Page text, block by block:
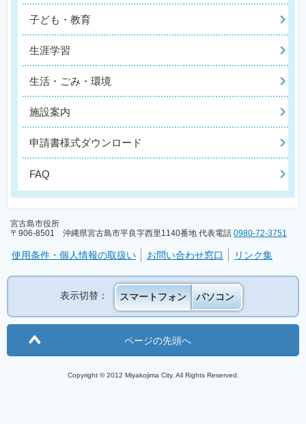
子ども・教育
生涯学習
生活・ごみ・環境
施設案内
申請書様式ダウンロード
FAQ
宮古島市役所
〒906-8501 沖縄県宮古島市平良字西里1140番地 代表電話 0980-72-3751
使用条件・個人情報の取扱い お問い合わせ窓口 リンク集
表示切替： スマートフォン パソコン
ページの先頭へ
Copyright © 2012 Miyakojima City. All Rights Reserved.